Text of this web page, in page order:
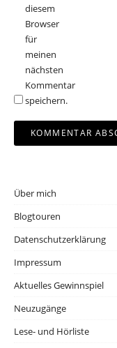
diesem
Browser
für
meinen
nächsten
Kommentar
speichern.
Über mich
Blogtouren
Datenschutzerklärung
Impressum
Aktuelles Gewinnspiel
Neuzugänge
Lese- und Hörliste